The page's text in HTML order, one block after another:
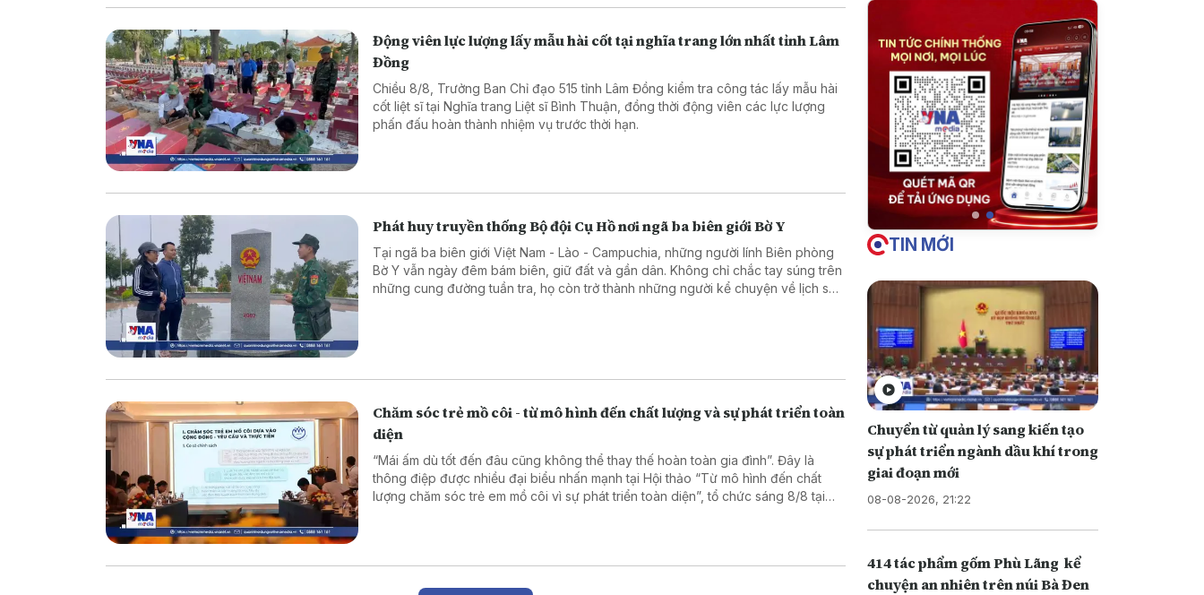
Động viên lực lượng lấy mẫu hài cốt tại nghĩa trang lớn nhất tỉnh Lâm
Đồng
Chiều 8/8, Trưởng Ban Chỉ đạo 515 tỉnh Lâm Đồng kiểm tra công tác lấy mẫu hài
cốt liệt sĩ tại Nghĩa trang Liệt sĩ Bình Thuận, đồng thời động viên các lực lượng
phấn đấu hoàn thành nhiệm vụ trước thời hạn.
Phát huy truyền thống Bộ đội Cụ Hồ nơi ngã ba biên giới Bờ Y
Tại ngã ba biên giới Việt Nam - Lào - Campuchia, những người lính Biên phòng
Bờ Y vẫn ngày đêm bám biên, giữ đất và gần dân. Không chỉ chắc tay súng trên
những cung đường tuần tra, họ còn trở thành những người kể chuyện về lịch sử,
Chăm sóc trẻ mồ côi - từ mô hình đến chất lượng và sự phát triển toàn
diện
“Mái ấm dù tốt đến đâu cũng không thể thay thế hoàn toàn gia đình”. Đây là
thông điệp được nhiều đại biểu nhấn mạnh tại Hội thảo “Từ mô hình đến chất
lượng chăm sóc trẻ em mồ côi vì sự phát triển toàn diện”, tổ chức sáng 8/8 tại
TIN MỚI
Chuyển từ quản lý sang kiến tạo
sự phát triển ngành dầu khí trong
giai đoạn mới
08-08-2026, 21:22
414 tác phẩm gốm Phù Lãng kể
chuyện an nhiên trên núi Bà Đen